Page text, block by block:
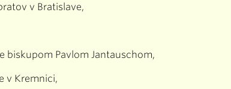
v Bratislave,
biskupom Pavlom Jantauschom,
v Kremnici,